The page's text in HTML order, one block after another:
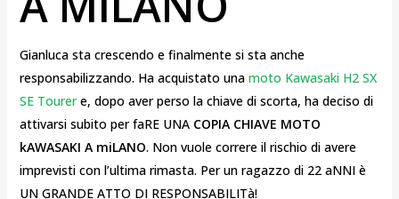
Gianluca sta crescendo e finalmente si sta anche
responsabilizzando. Ha acquistato una moto Kawasaki H2 SX
SE Tourere, dopo aver perso la chiave di scorta, ha deciso di
attivarsi subito per faRE UNA COPIA CHIAVE MOTO
kAWASAKI A miLANO. Non vuole correre il rischio di avere
imprevisti con l’ultima rimasta. Per un ragazzo di 22 aNNI è
UN GRANDE ATTO DI RESPONSABILITà!